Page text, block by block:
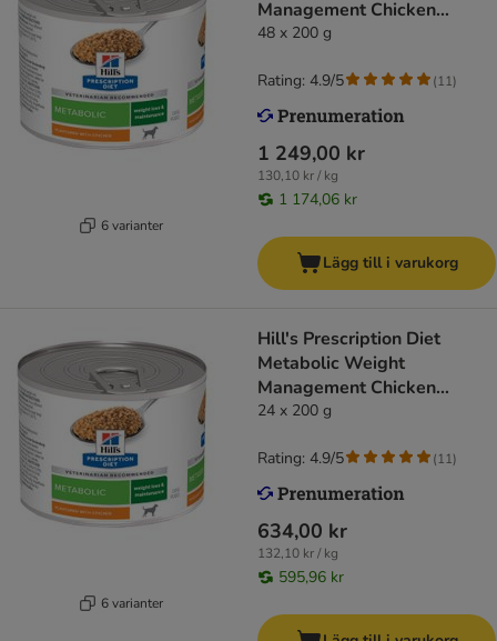
6 varianter
Management Chicken
hundfoder
48 x 200 g
1 249,00 kr
130,10 kr / kg
1 174,06 kr
Rating: 4.9/5 (11)
Lägg till i varukorg
6 varianter
Hill's Prescription Diet
Metabolic Weight
Management Chicken
hundfoder
24 x 200 g
634,00 kr
132,10 kr / kg
595,96 kr
Rating: 4.9/5 (11)